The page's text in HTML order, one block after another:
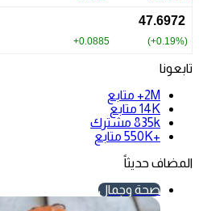
تابعونا
2M+
متابع
14K متابع
835k مشترك
+550K
متابع
المضاف حديثاً
صحة وجمال